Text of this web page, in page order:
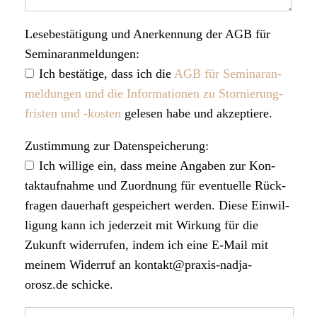
Lese­be­stä­ti­gung und Aner­ken­nung der AGB für
Semi­nar­an­mel­dun­gen:
Ich bestä­tige, dass ich die AGB für Semi­nar­an­
mel­dun­gen und die Infor­ma­tio­nen zu Stor­nie­rung­
fris­ten und ‑kos­ten gele­sen habe und akzep­tiere.
Zustim­mung zur Daten­spei­che­rung:
Ich wil­lige ein, dass meine Anga­ben zur Kon­
takt­auf­nahme und Zuord­nung für even­tu­elle Rück­
fra­gen dau­er­haft gespei­chert wer­den. Diese Ein­wil­
li­gung kann ich jeder­zeit mit Wir­kung für die
Zukunft wider­ru­fen, indem ich eine E‑Mail mit
mei­nem Wider­ruf an kontakt@praxis-nadja-
orosz.de schi­cke.